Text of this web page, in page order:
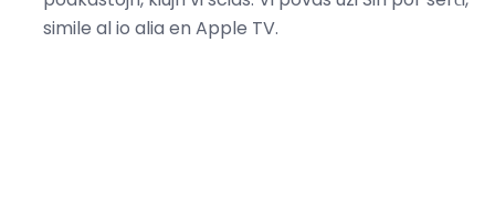
simile al io alia en Apple TV.